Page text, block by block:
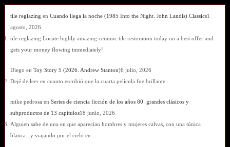
tile reglazing en Cuando llega la noche (1985 Into the Night. John Landis) Classics1
agosto, 2026
tile reglazing Locate highly amazing ceramic tile restoration today on a best offer and
gets your money flowing immediately!
Diego en Toy Story 5 (2026. Andrew Stanton)6 julio, 2026
Dejé de leer en cuanto escribió que la cuarta película fue brillante...
mike pedrosa en Series de ciencia ficción de los años 80: grandes clásicos y
subproductos de 13 capítulos18 junio, 2026
Alguien sabe de una en que aparecían hombres y mujeres calvas, con una túnica
blanca...y viajando por el cielo en…